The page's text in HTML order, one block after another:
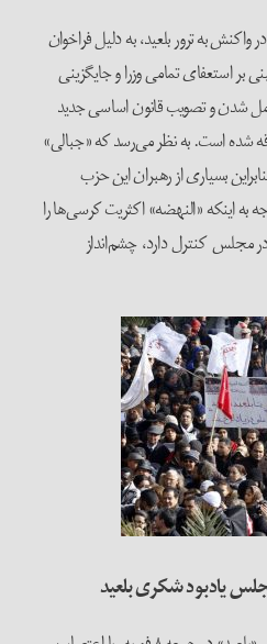
به ترور بلعید، به دلیل فراخوان
استعفای تمامی وزرا و جایگزینی
شدن و تصویب قانون اساسی جدید
شده است. به نظر می‌رسد که «جبالی»
بسیاری از رهبران این حزب
به اینکه «النهضه» اکثریت کرسی‌ها را
مجلس کنترل دارد، چشم‌انداز
یادبود شکری بلعید